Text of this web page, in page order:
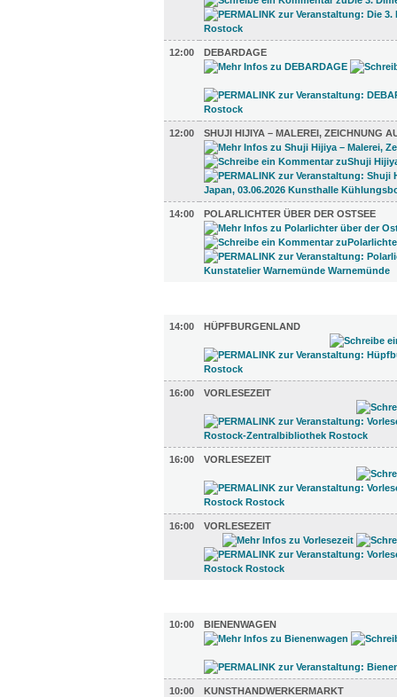
12:00 DEBARDAGE
12:00 SHUJI HIJIYA – MALEREI, ZEICHNUNG
14:00 POLARLICHTER ÜBER DER OSTSEE
14:00
HÜPFBURGENLAND
16:00 VORLESEZEIT
16:00 VORLESEZEIT
16:00 VORLESEZEIT
10:00
BIENENWAGEN
10:00 KUNSTHANDWERKERMARKT